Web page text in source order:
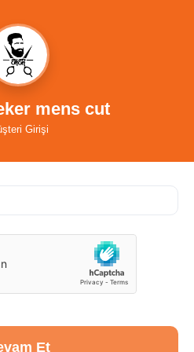
mens cut
Girişi
Et